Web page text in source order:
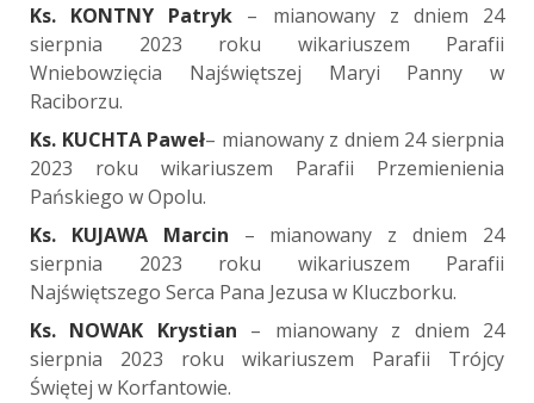
Ks. KONTNY Patryk – mianowany z dniem 24
sierpnia 2023 roku wikariuszem Parafii
Wniebowzięcia Najświętszej Maryi Panny w
Raciborzu.
Ks. KUCHTA Paweł– mianowany z dniem 24 sierpnia
2023 roku wikariuszem Parafii Przemienienia
Pańskiego w Opolu.
Ks. KUJAWA Marcin – mianowany z dniem 24
sierpnia 2023 roku wikariuszem Parafii
Najświętszego Serca Pana Jezusa w Kluczborku.
Ks. NOWAK Krystian – mianowany z dniem 24
sierpnia 2023 roku wikariuszem Parafii Trójcy
Świętej w Korfantowie.